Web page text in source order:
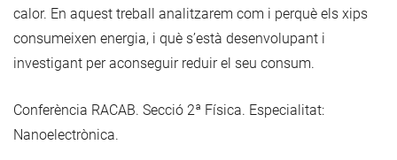
calor. En aquest treball analitzarem com i perquè els xips
consumeixen energia, i què s’està desenvolupant i
investigant per aconseguir reduir el seu consum.
Conferència RACAB. Secció 2ª Física. Especialitat:
Nanoelectrònica.